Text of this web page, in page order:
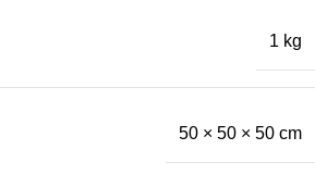
1 kg
50 × 50 × 50 cm